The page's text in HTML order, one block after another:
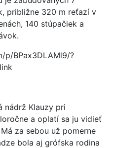
približne 320 m reťazí v
140 stúpačiek a
p/BPax3DLAMl9/?
nádrž Klauzy pri
a oplatí sa ju vidieť
za sebou už pomerne
bola aj grófska rodina